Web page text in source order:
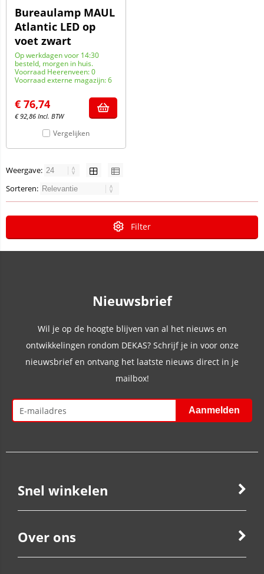
Bureaulamp MAUL
Atlantic LED op
voet zwart
Op werkdagen voor 14:30
besteld, morgen in huis.
Voorraad Heerenveen: 0
Voorraad externe magazijn: 6
€ 76,74
€92,86 Incl. BTW
Vergelijken
Weergave:
Sorteren:
Filter
Nieuwsbrief
Wil je op de hoogte blijven van al het nieuws en
ontwikkelingen rondom DEKAS? Schrijf je in voor onze
nieuwsbrief en ontvang het laatste nieuws direct in je
mailbox!
Snel winkelen
Over ons